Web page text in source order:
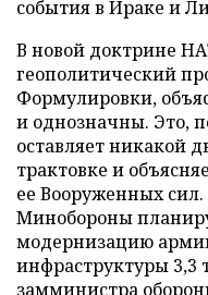
события в Ираке и
В новой доктрине
геополитический
Формулировки,
и однозначны. Это,
оставляет никакой
трактовке и
ее Вооруженных
Минобороны
модернизацию
инфраструктуры 3,3
замминистра